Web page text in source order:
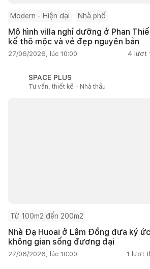
Modern - Hiện đại Nhà phố
Mô hình villa nghỉ dưỡng ở Phan
kế thô mộc và vẻ đẹp nguyên bản
27/06/2026, lúc 10:00 4 lượt
SPACE PLUS
Tư vấn, thiết kế - Nhà thầu
Từ 100m2 đến 200m2
Nhà Đạ Huoai ở Lâm Đồng đưa ký
không gian sống đương đại
27/06/2026, lúc 10:00 1 lượt